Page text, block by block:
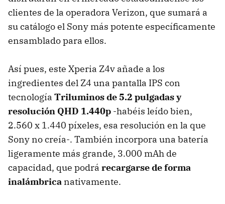
clientes de la operadora Verizon, que sumará a
su catálogo el Sony más potente específicamente
ensamblado para ellos.
Así pues, este Xperia Z4v añade a los
ingredientes del Z4 una pantalla IPS con
tecnología Triluminos de 5.2 pulgadas y
resolución QHD 1.440p -habéis leído bien,
2.560 x 1.440 píxeles, esa resolución en la que
Sony no creía-. También incorpora una batería
ligeramente más grande, 3.000 mAh de
capacidad, que podrá recargarse de forma
inalámbrica nativamente.